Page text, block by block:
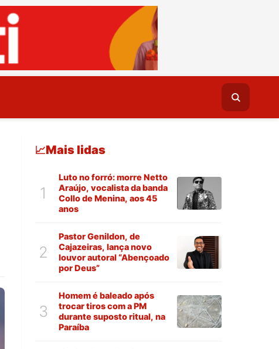
📈Mais lidas
1
Luto no forró: morre Netto
Araújo, vocalista da banda
Collo de Menina, aos 45
anos
2
Pastor Genildon, de
Cajazeiras, lança novo
louvor autoral “Abençoado
por Deus”
3
Homem é baleado após
trocar tiros com a PM
durante suposto ritual, na
Paraíba